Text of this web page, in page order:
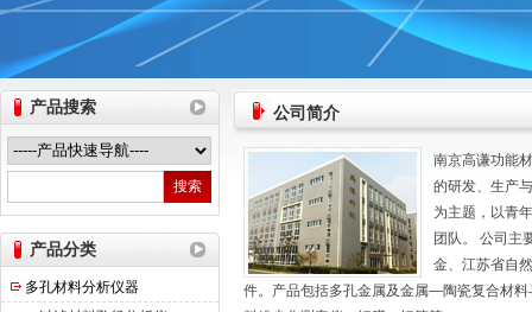
南京高谦功能材料科技有限公司
产品搜索
产品分类
多孔材料分析仪器
公司简介
南京高谦功能
的研发、生产
为主题，以青
团队。 公司主
金、江苏省自
件。产品包括多孔金属及金属—陶瓷复合材